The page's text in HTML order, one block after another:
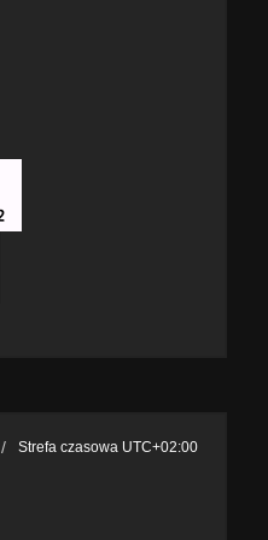
Strefa czasowa UTC+02:00